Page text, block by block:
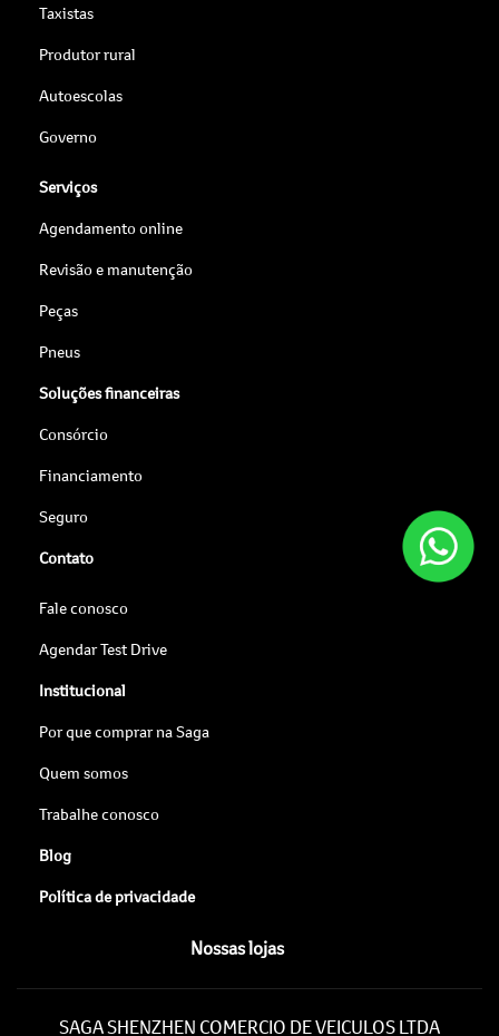
Taxistas
Produtor rural
Autoescolas
Governo
Serviços
Agendamento online
Revisão e manutenção
Peças
Pneus
Soluções financeiras
Consórcio
Financiamento
Seguro
Contato
Fale conosco
Agendar Test Drive
Institucional
Por que comprar na Saga
Quem somos
Trabalhe conosco
Blog
Política de privacidade
Nossas lojas
SAGA SHENZHEN COMERCIO DE VEICULOS LTDA